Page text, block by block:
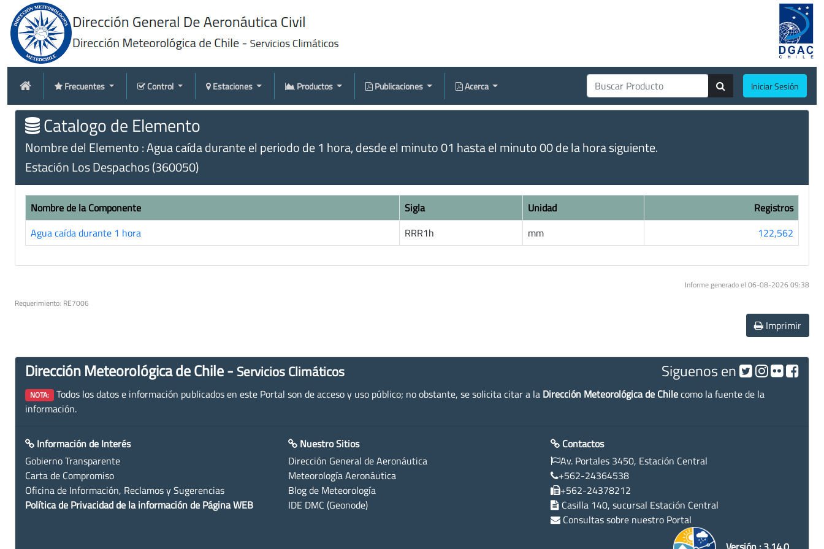
Frecuentes Control Estaciones Productos Publicaciones Acerca Iniciar Sesión
Catalogo de Elemento
Nombre del Elemento : Agua caída durante el periodo de 1 hora, desde el minuto 01 hasta el minuto 00 de la hora siguiente.
Estación Los Despachos (360050)
Nombre de la Componente Sigla Unidad
Registros
Agua caída durante 1 hora
RRR1h mm 122,562
Informe generado el 06-08-2026 09:38
Requerimiento: RE7006
Imprimir
Dirección Meteorológica de Chile - Servicios Climáticos Siguenos en
NOTA: Todos los datos e información publicados en este Portal son de acceso y uso público; no obstante, se solicita citar a la Dirección Meteorológica de Chilecomo la fuente de la
información.
Información de Interés
Gobierno Transparente
Carta de Compromiso
Oficina de Información, Reclamos y Sugerencias
Política de Privacidad de la información de Página WEB
Nuestro Sitios
Dirección General de Aeronáutica
Meteorología Aeronáutica
Blog de Meteorología
IDE DMC (Geonode)
Contactos
Av. Portales 3450, Estación Central
+562-24364538
+562-24378212
Casilla 140, sucursal Estación Central
Consultas sobre nuestro Portal